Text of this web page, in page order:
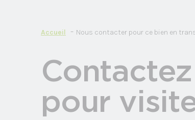
Accueil Nous contacter pour ce bien en
pour